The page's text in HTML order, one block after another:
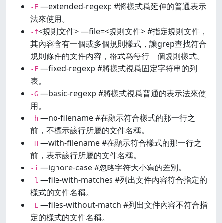
-E —extended-regexp #將樣式爲延伸的普通表示
法來使用。
-f<規則文件> —file=<規則文件> #指定規則文件，
其內容含有一個或多個規則樣式，讓grep查找符合
規則條件的文件內容，格式爲每行一個規則樣式。
-F —fixed-regexp #將樣式視爲固定字符串的列
表。
-G —basic-regexp #將樣式視爲普通的表示法來使
用。
-h —no-filename #在顯示符合樣式的那一行之
前，不標示該行所屬的文件名稱。
-H —with-filename #在顯示符合樣式的那一行之
前，表示該行所屬的文件名稱。
-i —ignore-case #忽略字符大小寫的差別。
-l —file-with-matches #列出文件內容符合指定的
樣式的文件名稱。
-L —files-without-match #列出文件內容不符合指
定的樣式的文件名稱。